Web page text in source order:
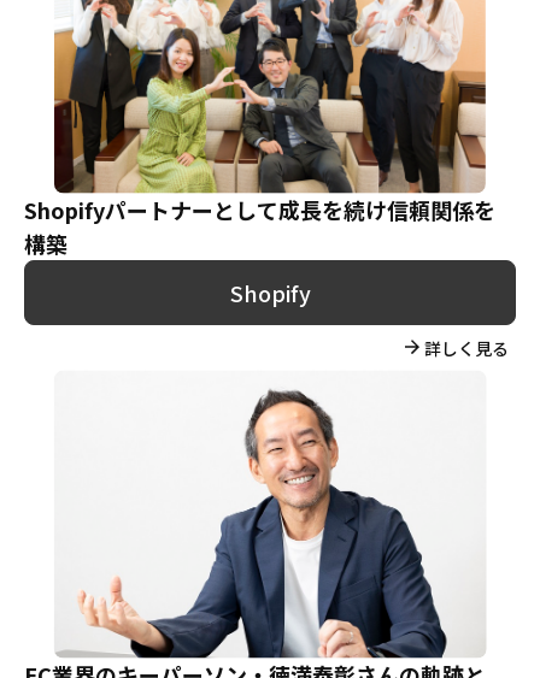
Shopifyパートナーとして成長を続け信頼関係を
構築
Shopify
詳しく見る